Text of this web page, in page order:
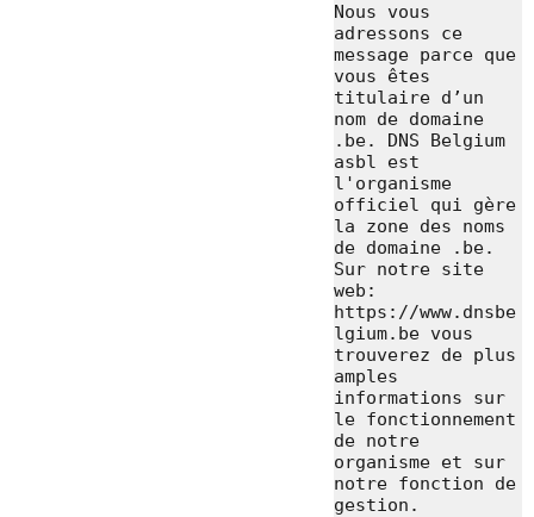
Nous vous
adressons ce
message parce que
vous êtes
titulaire d’un
nom de domaine
.be. DNS Belgium
asbl est
l'organisme
officiel qui gère
la zone des noms
de domaine .be.
Sur notre site
web:
https://www.dnsbe
lgium.be vous
trouverez de plus
amples
informations sur
le fonctionnement
de notre
organisme et sur
notre fonction de
gestion.